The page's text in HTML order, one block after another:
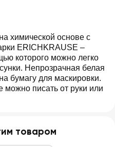
химической основе с
ERICHKRAUSE –
которого можно легко
Непрозрачная белая
бумагу для маскировки.
писать от руки или
товаром